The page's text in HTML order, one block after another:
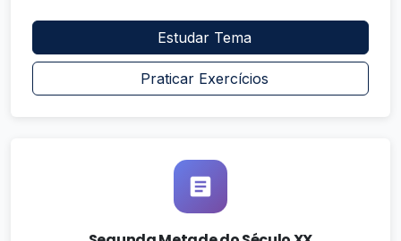
Estudar Tema
Praticar Exercícios